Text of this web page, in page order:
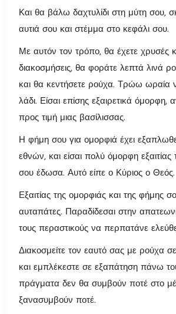
Και θα βάλω δαχτυλίδι στη μύτη σου,
αυτιά σου και στέμμα στο κεφάλι σου.
Με αυτόν τον τρόπο, θα έχετε χρυσές
διακοσμήσεις, θα φοράτε λεπτά λινά
και θα κεντήσετε ρούχα. Τρώω ωραία
λάδι. Είσαι επίσης εξαιρετικά όμορφη,
προς τιμή μιας βασίλισσας.
Η φήμη σου για ομορφιά έχει
εθνών, και είσαι πολύ όμορφη
σου έδωσα. Αυτό είπε ο Κύριος ο Θεός.
Εξαιτίας της ομορφιάς και της φήμης
αυταπάτες. Παραδίδεσαι στην
τους περαστικούς να περπατάνε
Διακοσμείτε τον εαυτό σας με ρούχα
και εμπλέκεστε σε εξαπάτηση πάνω
πράγματα δεν θα συμβούν ποτέ στο
ξανασυμβούν ποτέ.